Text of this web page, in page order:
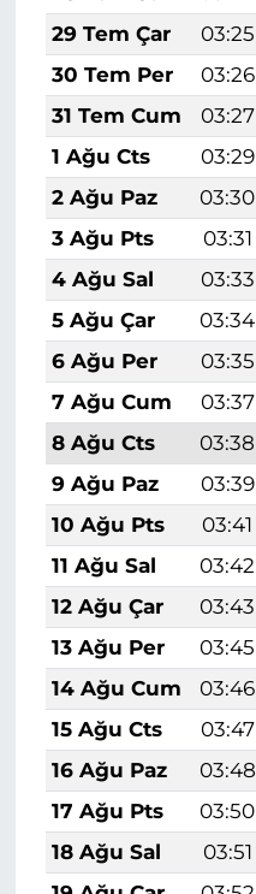
29 Tem Çar
03:25
30 Tem Per
03:26
31 Tem Cum
03:27
1 Ağu Cts
03:29
2 Ağu Paz
03:30
3 Ağu Pts
03:31
4 Ağu Sal
03:33
5 Ağu Çar
03:34
6 Ağu Per
03:35
7 Ağu Cum
03:37
8 Ağu Cts
03:38
9 Ağu Paz
03:39
10 Ağu Pts
03:41
11 Ağu Sal
03:42
12 Ağu Çar
03:43
13 Ağu Per
03:45
14 Ağu Cum
03:46
15 Ağu Cts
03:47
16 Ağu Paz
03:48
17 Ağu Pts
03:50
18 Ağu Sal
03:51